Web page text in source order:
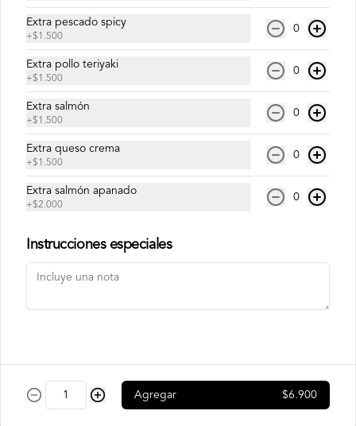
$9.500
Camarón, palta y queso crema.
Philadelphia Roll
Rainbow Roll
Camarón, queso crema y pepino,
Extra pescado spicy
+$1.500
0
Extra pollo teriyaki
+$1.500
0
Extra salmón
+$1.500
0
Extra queso crema
+$1.500
0
Extra salmón apanado
+$2.000
0
Instrucciones especiales
Agregar $6.900